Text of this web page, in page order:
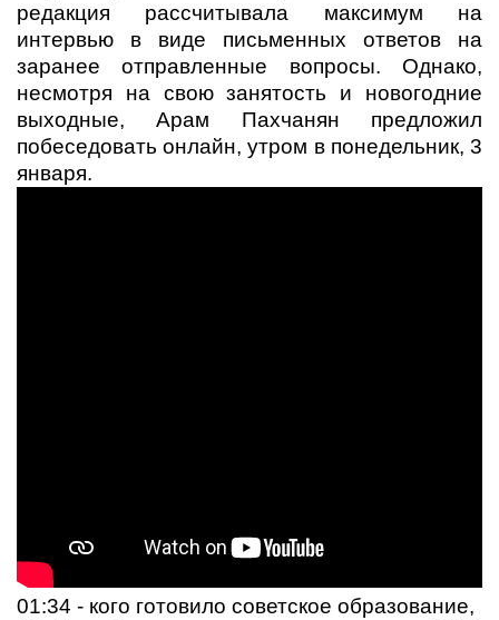
редакция рассчитывала максимум на
интервью в виде письменных ответов на
заранее отправленные вопросы. Однако,
несмотря на свою занятость и новогодние
выходные, Арам Пахчанян предложил
побеседовать онлайн, утром в понедельник, 3
января.
01:34 - кого готовило советское образование,